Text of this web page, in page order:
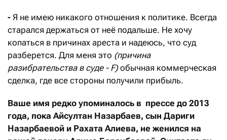
- Я не имею никакого отношения к политике. Всегда
старался держаться от неё подальше. Не хочу
копаться в причинах ареста и надеюсь, что суд
разберется. Для меня это (причина
разибрательства в суде - F)обычная коммерческая
сделка, где все стороны получили прибыль.
Ваше имя редко упоминалось в прессе до 2013
года, пока Айсултан Назарбаев, сын Дариги
Назарбаевой и Рахата Алиева, не женился на